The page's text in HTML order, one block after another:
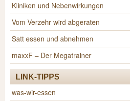
Kliniken und Nebenwirkungen
Vom Verzehr wird abgeraten
Satt essen und abnehmen
maxxF – Der Megatrainer
LINK-TIPPS
was-wir-essen